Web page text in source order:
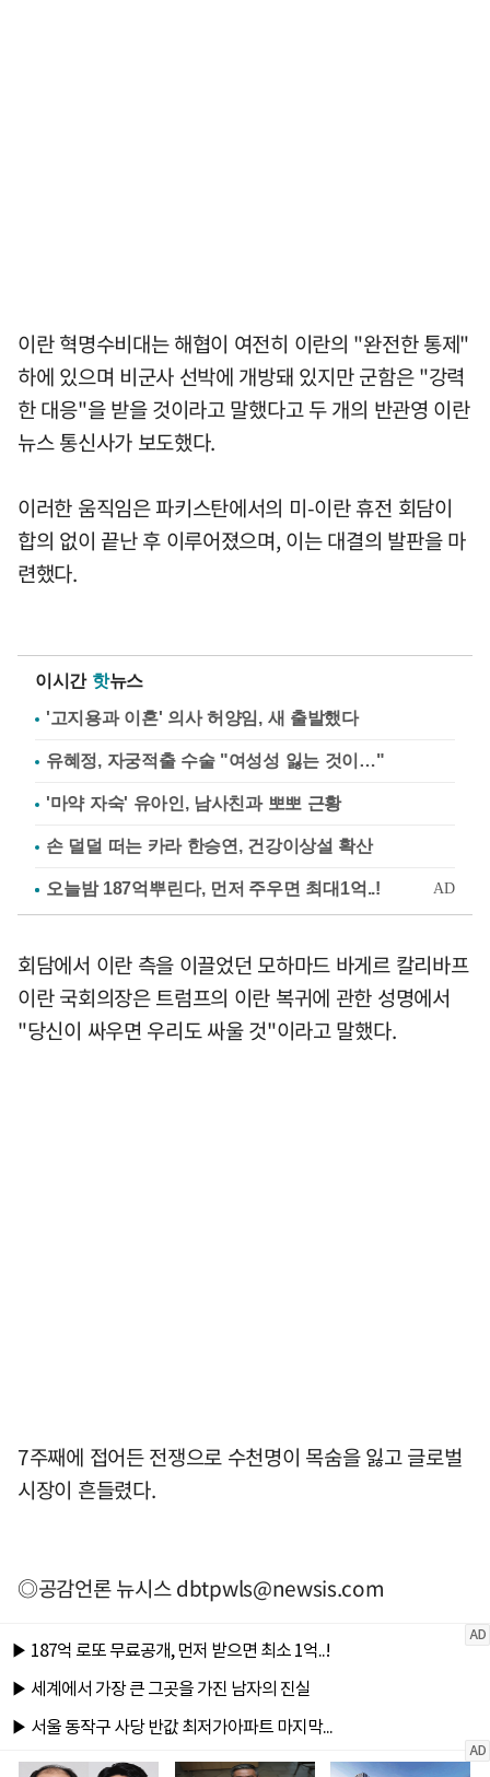
이란 혁명수비대는 해협이 여전히 이란의 "완전한 통제"
하에 있으며 비군사 선박에 개방돼 있지만 군함은 "강력
한 대응"을 받을 것이라고 말했다고 두 개의 반관영 이란
뉴스 통신사가 보도했다.
이러한 움직임은 파키스탄에서의 미-이란 휴전 회담이
합의 없이 끝난 후 이루어졌으며, 이는 대결의 발판을 마
련했다.
이시간 핫뉴스
'고지용과 이혼' 의사 허양임, 새 출발했다
유혜정, 자궁적출 수술 "여성성 잃는 것이…"
'마약 자숙' 유아인, 남사친과 뽀뽀 근황
손 덜덜 떠는 카라 한승연, 건강이상설 확산
회담에서 이란 측을 이끌었던 모하마드 바게르 칼리바프
이란 국회의장은 트럼프의 이란 복귀에 관한 성명에서
"당신이 싸우면 우리도 싸울 것"이라고 말했다.
7주째에 접어든 전쟁으로 수천명이 목숨을 잃고 글로벌
시장이 흔들렸다.
◎공감언론 뉴시스dbtpwls@newsis.com